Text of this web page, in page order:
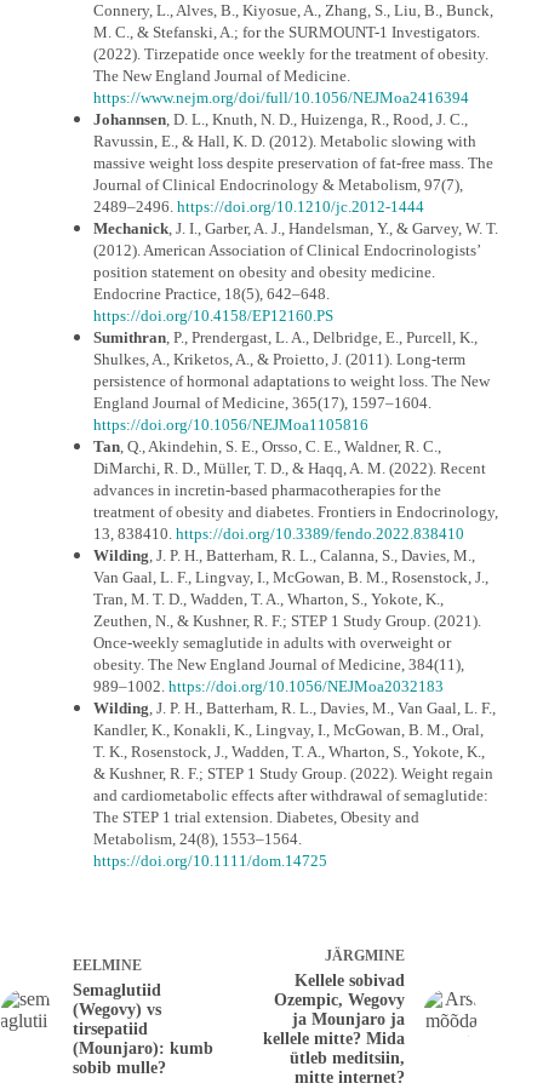
Connery, L., Alves, B., Kiyosue, A., Zhang, S., Liu, B., Bunck,
M. C., & Stefanski, A.; for the SURMOUNT-1 Investigators.
(2022). Tirzepatide once weekly for the treatment of obesity.
The New England Journal of Medicine.
https://www.nejm.org/doi/full/10.1056/NEJMoa2416394
Johannsen, D. L., Knuth, N. D., Huizenga, R., Rood, J. C.,
Ravussin, E., & Hall, K. D. (2012). Metabolic slowing with
massive weight loss despite preservation of fat-free mass. The
Journal of Clinical Endocrinology & Metabolism, 97(7),
2489–2496. https://doi.org/10.1210/jc.2012-1444
Mechanick, J. I., Garber, A. J., Handelsman, Y., & Garvey, W. T.
(2012). American Association of Clinical Endocrinologists’
position statement on obesity and obesity medicine.
Endocrine Practice, 18(5), 642–648.
https://doi.org/10.4158/EP12160.PS
Sumithran, P., Prendergast, L. A., Delbridge, E., Purcell, K.,
Shulkes, A., Kriketos, A., & Proietto, J. (2011). Long-term
persistence of hormonal adaptations to weight loss. The New
England Journal of Medicine, 365(17), 1597–1604.
https://doi.org/10.1056/NEJMoa1105816
Tan, Q., Akindehin, S. E., Orsso, C. E., Waldner, R. C.,
DiMarchi, R. D., Müller, T. D., & Haqq, A. M. (2022). Recent
advances in incretin-based pharmacotherapies for the
treatment of obesity and diabetes. Frontiers in Endocrinology,
13, 838410. https://doi.org/10.3389/fendo.2022.838410
Wilding, J. P. H., Batterham, R. L., Calanna, S., Davies, M.,
Van Gaal, L. F., Lingvay, I., McGowan, B. M., Rosenstock, J.,
Tran, M. T. D., Wadden, T. A., Wharton, S., Yokote, K.,
Zeuthen, N., & Kushner, R. F.; STEP 1 Study Group. (2021).
Once-weekly semaglutide in adults with overweight or
obesity. The New England Journal of Medicine, 384(11),
989–1002. https://doi.org/10.1056/NEJMoa2032183
Wilding, J. P. H., Batterham, R. L., Davies, M., Van Gaal, L. F.,
Kandler, K., Konakli, K., Lingvay, I., McGowan, B. M., Oral,
T. K., Rosenstock, J., Wadden, T. A., Wharton, S., Yokote, K.,
& Kushner, R. F.; STEP 1 Study Group. (2022). Weight regain
and cardiometabolic effects after withdrawal of semaglutide:
The STEP 1 trial extension. Diabetes, Obesity and
Metabolism, 24(8), 1553–1564.
https://doi.org/10.1111/dom.14725
EELMINE
Semaglutiid
(Wegovy) vs
tirsepatiid
(Mounjaro): kumb
sobib mulle?
JÄRGMINE
Kellele sobivad
Ozempic, Wegovy
ja Mounjaro ja
kellele mitte? Mida
ütleb meditsiin,
mitte internet?